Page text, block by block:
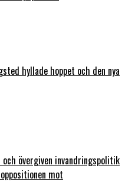
hyllade hoppet och den nya
övergiven invandringspolitik
mot